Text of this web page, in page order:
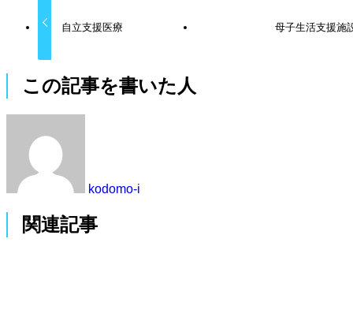
自立支援医療 母子生活支援施
この記事を書いた人
kodomo-i
関連記事